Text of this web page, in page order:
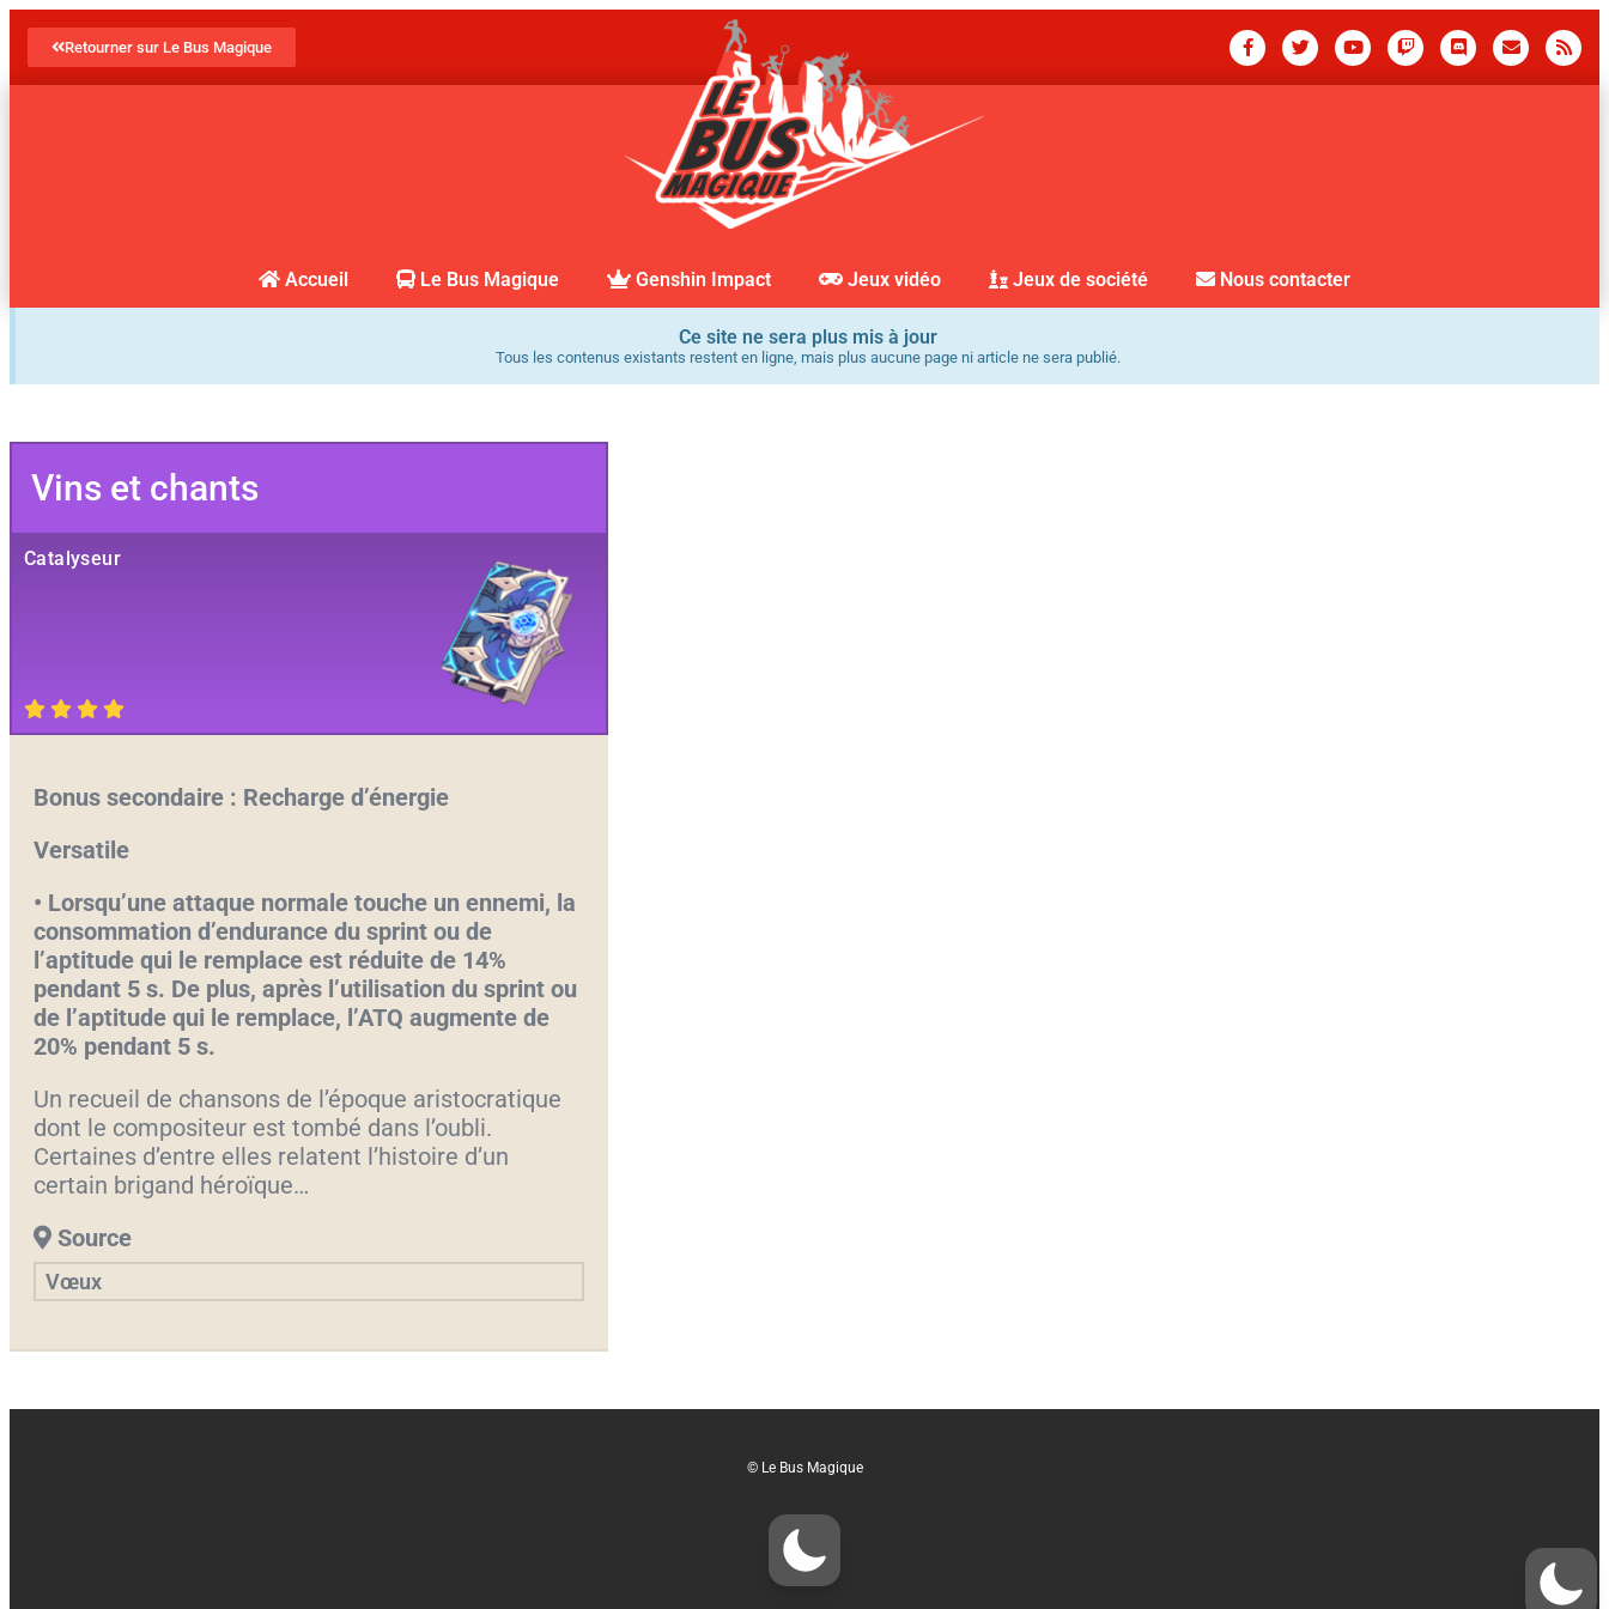
Retourner sur Le Bus Magique
Accueil Le Bus Magique Genshin Impact Jeux vidéo Jeux de société Nous contacter
Ce site ne sera plus mis à jour
Tous les contenus existants restent en ligne, mais plus aucune page ni article ne sera publié.
Vins et chants
Catalyseur
Bonus secondaire : Recharge d’énergie
Versatile
• Lorsqu’une attaque normale touche un ennemi, la
consommation d’endurance du sprint ou de
l’aptitude qui le remplace est réduite de 14%
pendant 5 s. De plus, après l’utilisation du sprint ou
de l’aptitude qui le remplace, l’ATQ augmente de
20% pendant 5 s.
Un recueil de chansons de l’époque aristocratique
dont le compositeur est tombé dans l’oubli.
Certaines d’entre elles relatent l’histoire d’un
certain brigand héroïque…
Source
Vœux
© Le Bus Magique